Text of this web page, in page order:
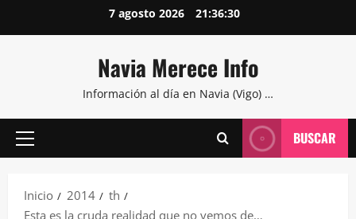
al
7 agosto 2026 21:36:31
Navia Merece Info
Información al día en Navia (Vigo) …
Menú
BUSCAR
Inicio 2014
th
Esta es la cruda realidad que no vemos de…